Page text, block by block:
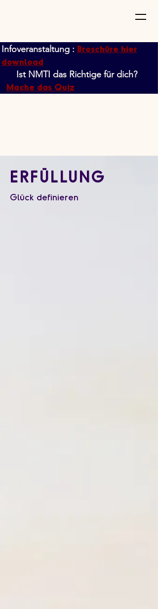
Infoveranstaltung : Broschüre hier
download
Ist NMTI das Richtige für dich?
Mache das Quiz
ERFÜLLUNG
Glück definieren